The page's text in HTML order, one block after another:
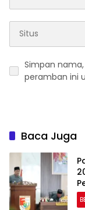
Simpan
peramban ini
Baca Juga